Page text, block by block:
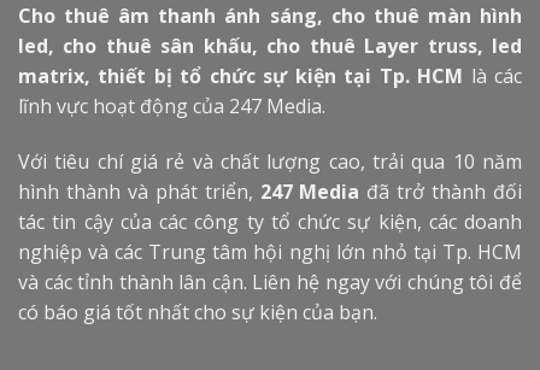
Cho thuê âm thanh ánh sáng, cho thuê màn hình
led, cho thuê sân khấu, cho thuê Layer truss, led
matrix, thiết bị tổ chức sự kiện tại Tp. HCM là các
lĩnh vực hoạt động của 247 Media.
Với tiêu chí giá rẻ và chất lượng cao, trải qua 10 năm
hình thành và phát triển, 247 Media đã trở thành đối
tác tin cậy của các công ty tổ chức sự kiện, các doanh
nghiệp và các Trung tâm hội nghị lớn nhỏ tại Tp. HCM
và các tỉnh thành lân cận. Liên hệ ngay với chúng tôi để
có báo giá tốt nhất cho sự kiện của bạn.